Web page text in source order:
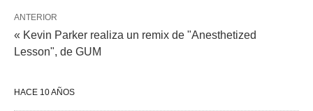
ANTERIOR
« Kevin Parker realiza un remix de "Anesthetized
Lesson", de GUM
HACE 10 AÑOS